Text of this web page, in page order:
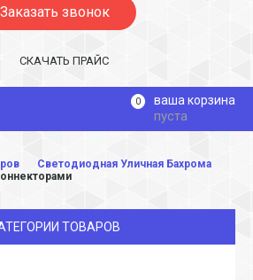
Заказать звонок
СКАЧАТЬ ПРАЙС
0 ваша корзина
пуста
Светодиодная Уличная Бахрома
ТОВАРОВ